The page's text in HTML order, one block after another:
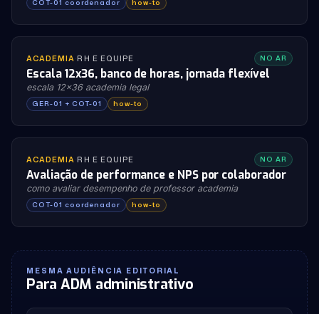
COT-01 coordenador how-to
ACADEMIA ·RH E EQUIPE NO AR
Escala 12x36, banco de horas, jornada flexível
escala 12x36 academia legal
GER-01 + COT-01 how-to
ACADEMIA ·RH E EQUIPE NO AR
Avaliação de performance e NPS por colaborador
como avaliar desempenho de professor academia
COT-01 coordenador how-to
MESMA AUDIÊNCIA EDITORIAL
Para ADM administrativo